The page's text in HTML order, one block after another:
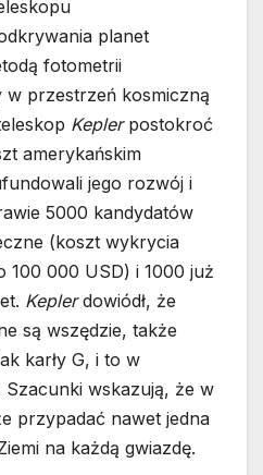
planet
fotometrii
w przestrzeń kosmiczną
Kepler postokroć
amerykańskim
jego rozwój i
5000 kandydatów
(koszt wykrycia
100 000 USD) i 1000 już
Keplerdowiódł, że
są wszędzie, także
karły G, i to w
wskazują, że w
przypadać nawet jedna
na każdą gwiazdę.